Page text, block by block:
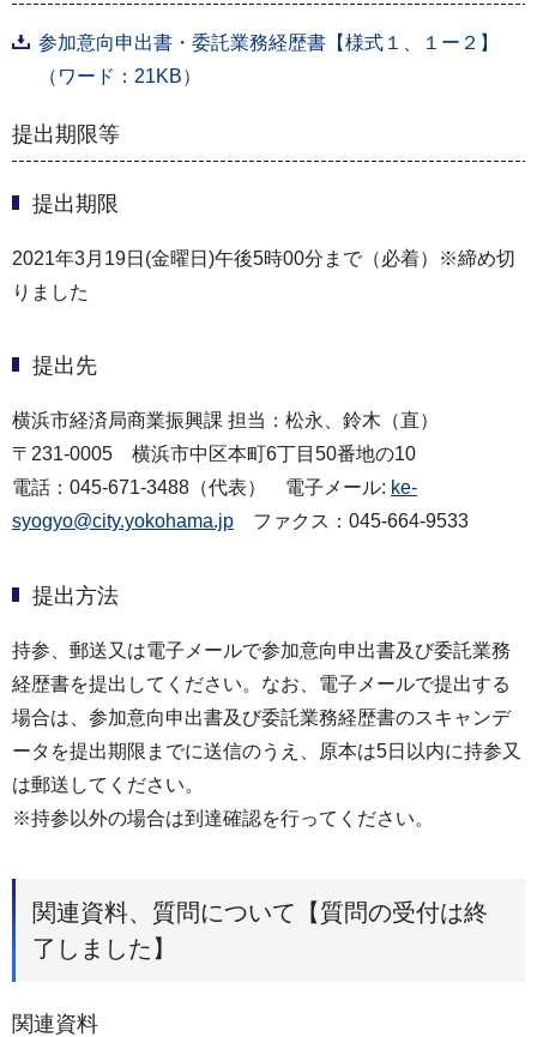
参加意向申出書・委託業務経歴書【様式１、１ー２】
（ワード：21KB）
提出期限等
提出期限
2021年3月19日(金曜日)午後5時00分まで（必着）※締め切
りました
提出先
横浜市経済局商業振興課 担当：松永、鈴木（直）
〒231-0005 横浜市中区本町6丁目50番地の10
電話：045-671-3488（代表） 電子メール: ke-
syogyo@city.yokohama.jp ファクス：045-664-9533
提出方法
持参、郵送又は電子メールで参加意向申出書及び委託業務
経歴書を提出してください。なお、電子メールで提出する
場合は、参加意向申出書及び委託業務経歴書のスキャンデ
ータを提出期限までに送信のうえ、原本は5日以内に持参又
は郵送してください。
※持参以外の場合は到達確認を行ってください。
関連資料、質問について【質問の受付は終
了しました】
関連資料